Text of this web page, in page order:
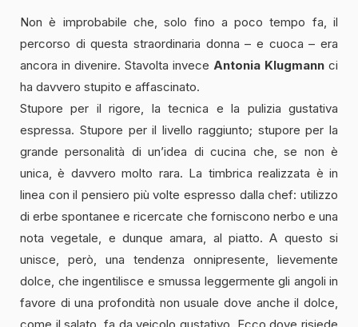
Non è improbabile che, solo fino a poco tempo fa, il
percorso di questa straordinaria donna – e cuoca – era
ancora in divenire. Stavolta invece Antonia Klugmann ci
ha davvero stupito e affascinato.
Stupore per il rigore, la tecnica e la pulizia gustativa
espressa. Stupore per il livello raggiunto; stupore per la
grande personalità di un’idea di cucina che, se non è
unica, è davvero molto rara. La timbrica realizzata è in
linea con il pensiero più volte espresso dalla chef: utilizzo
di erbe spontanee e ricercate che forniscono nerbo e una
nota vegetale, e dunque amara, al piatto. A questo si
unisce, però, una tendenza onnipresente, lievemente
dolce, che ingentilisce e smussa leggermente gli angoli in
favore di una profondità non usuale dove anche il dolce,